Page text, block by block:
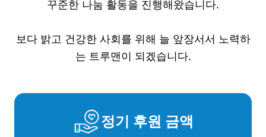
꾸준한 나눔 활동을 진행해왔습니다.
보다 밝고 건강한 사회를 위해 늘 앞장서서 노력하
는 트루맨이 되겠습니다.
정기 후원 금액